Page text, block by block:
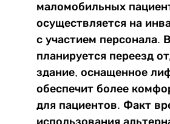
маломобильных
осуществляется на
с участием персонала.
планируется переезд
здание, оснащенное
обеспечит более
для пациентов. Факт
использования